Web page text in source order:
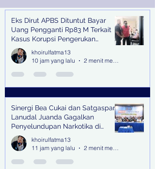
Recent Posts
Eks Dirut APBS Dituntut Bayar
Uang Pengganti Rp83 M Terkait
Kasus Korupsi Pengerukan
Tanjung Perak
khoirulfatma13
10 jam yang lalu
2 menit membaca
Sinergi Bea Cukai dan Satgaspam
Lanudal Juanda Gagalkan
Penyelundupan Narkotika di
Bandara Juanda
khoirulfatma13
11 jam yang lalu
2 menit membaca